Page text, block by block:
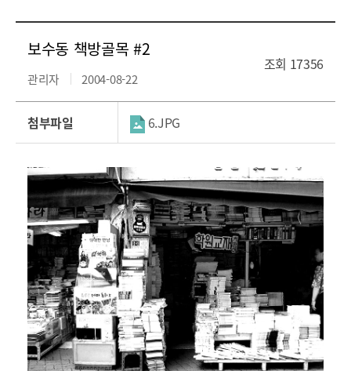
보수동 책방골목 #2
조회 17356
관리자 2004-08-22
첨부파일 6.JPG